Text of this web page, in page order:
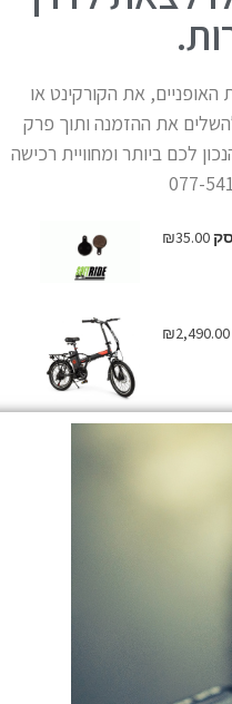
את הקורקינט או
את ההזמנה ותוך פרק
לכם ביותר ומחוויית רכישה
₪35.00
₪2,490.00